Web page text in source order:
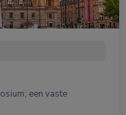
een vaste